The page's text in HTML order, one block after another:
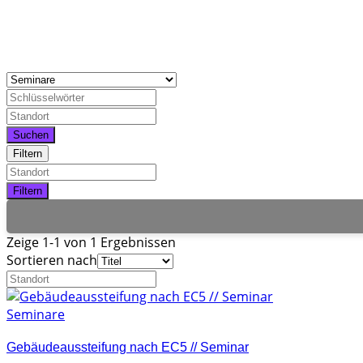
Suchen
Filtern
Filtern
Zeige 1-1 von 1 Ergebnissen
Sortieren nach
Seminare
Gebäudeaussteifung nach EC5 // Seminar